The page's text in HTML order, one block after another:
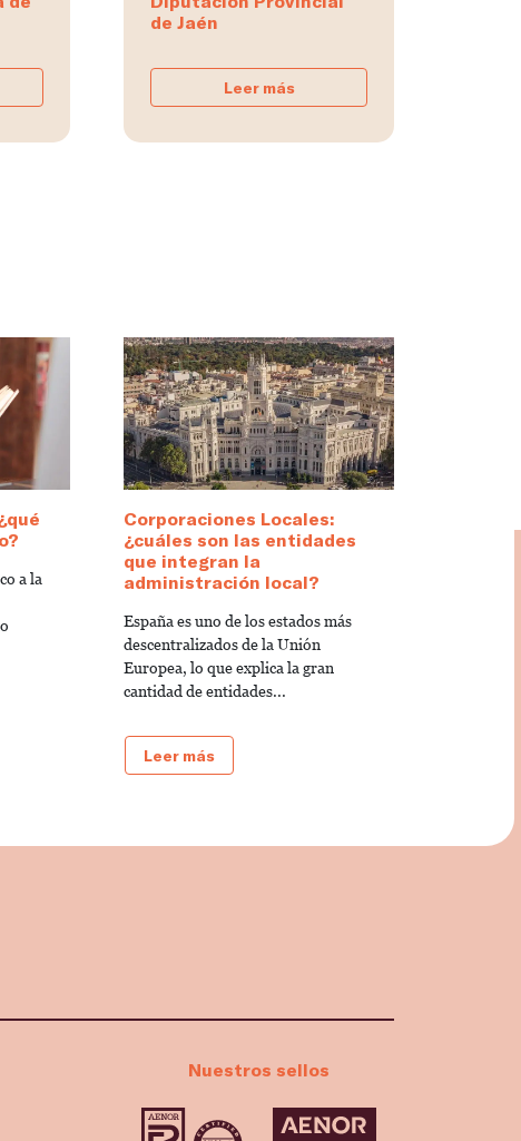
de Jaén
Leer más
a la
Corporaciones Locales:
¿cuáles son las entidades
que integran la
administración local?
España es uno de los estados más
descentralizados de la Unión
Europea, lo que explica la gran
cantidad de entidades...
Leer más
Nuestros sellos